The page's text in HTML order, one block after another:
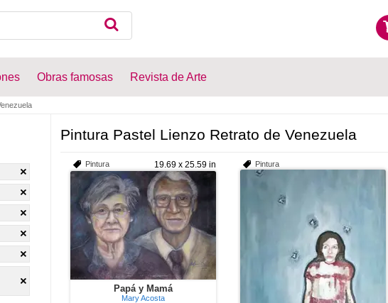
Obras famosas Revista de Arte
Pintura Pastel Lienzo Retrato de Venezuela
19.69 x 25.59 in
Pintura
Papá y Mamá
Mary Acosta
Pintura